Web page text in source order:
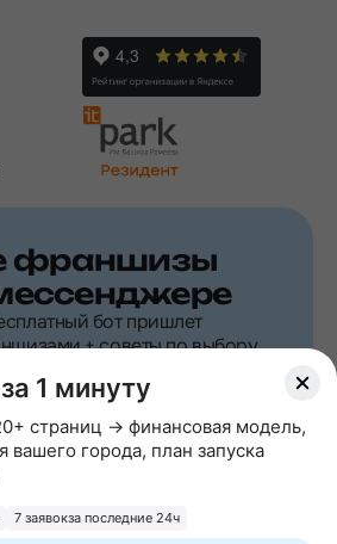
франшизы
бот пришлет
+ советы по выбору
1 минуту
страниц → финансовая модель,
вашего города, план запуска
7 заявокза последние 24ч